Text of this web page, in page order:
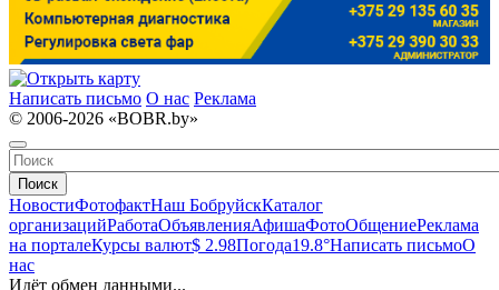
Написать письмо О нас Реклама
© 2006-2026 «BOBR.by»
Поиск
НовостиФотофактНаш БобруйскКаталог
организацийРаботаОбъявленияАфишаФотоОбщениеРеклама
на порталеКурсы валют$ 2.98Погода19.8°Написать письмоО
нас
Идёт обмен данными...